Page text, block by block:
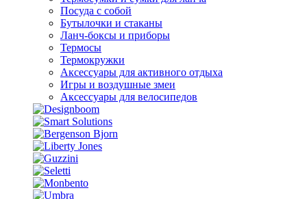
Посуда с собой
Бутылочки и стаканы
Ланч-боксы и приборы
Термосы
Термокружки
Аксессуары для активного отдыха
Игры и воздушные змеи
Аксессуары для велосипедов